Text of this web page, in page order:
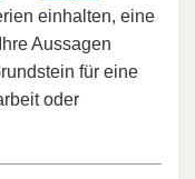
einhalten, eine
Aussagen
für eine
oder